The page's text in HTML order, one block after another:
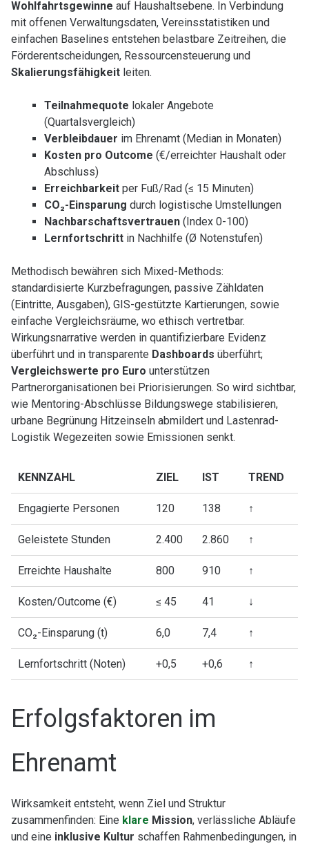
Wohlfahrtsgewinne auf Haushaltsebene. In Verbindung
mit offenen Verwaltungsdaten, Vereinsstatistiken und
einfachen Baselines entstehen belastbare Zeitreihen, die
Förderentscheidungen, Ressourcensteuerung und
Skalierungsfähigkeitleiten.
Teilnahmequote lokaler Angebote
(Quartalsvergleich)
Verbleibdauer im Ehrenamt (Median in Monaten)
Kosten pro Outcome (€/erreichter Haushalt oder
Abschluss)
Erreichbarkeitper Fuß/Rad (≤ 15 Minuten)
CO₂-Einsparung durch logistische Umstellungen
Nachbarschaftsvertrauen(Index 0-100)
Lernfortschrittin Nachhilfe (Ø Notenstufen)
Methodisch bewähren sich Mixed-Methods:
standardisierte Kurzbefragungen, passive Zähldaten
(Eintritte, Ausgaben), GIS-gestützte Kartierungen, sowie
einfache Vergleichsräume, wo ethisch vertretbar.
Wirkungsnarrative werden in quantifizierbare Evidenz
überführt und in transparente Dashboards überführt;
Vergleichswerte pro Euro unterstützen
Partnerorganisationen bei Priorisierungen. So wird sichtbar,
wie Mentoring-Abschlüsse Bildungswege stabilisieren,
urbane Begrünung Hitzeinseln abmildert und Lastenrad-
Logistik Wegezeiten sowie Emissionen senkt.
KENNZAHL ZIEL IST TREND
Engagierte Personen 120 138 ↑
Geleistete Stunden 2.400 2.860 ↑
Erreichte Haushalte 800 910 ↑
Kosten/Outcome (€) ≤ 45 41 ↓
CO₂-Einsparung (t) 6,0 7,4 ↑
Lernfortschritt (Noten) +0,5 +0,6 ↑
Erfolgsfaktoren im
Ehrenamt
Wirksamkeit entsteht, wenn Ziel und Struktur
zusammenfinden: Eine klare Mission, verlässliche Abläufe
und eine inklusive Kultur schaffen Rahmenbedingungen, in